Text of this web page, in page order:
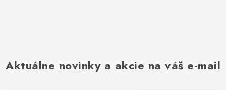
Aktuálne novinky a akcie na váš e-mail